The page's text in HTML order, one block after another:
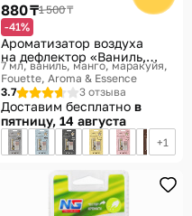
880 ₸1 500 ₸
-41%
Ароматизатор воздуха
на дефлектор «Ваниль,
манго, маракуйя»
7 мл, ваниль, манго, маракуйя
Fouette, Aroma & Essence
3.7
3 отзыва
Доставим бесплатно в
пятницу, 14 августа
1